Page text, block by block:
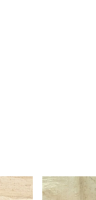
Go To Shop